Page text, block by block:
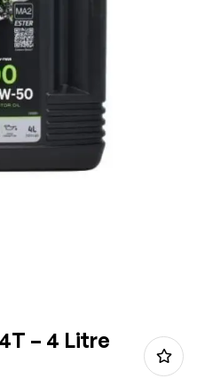
– 4 Litre